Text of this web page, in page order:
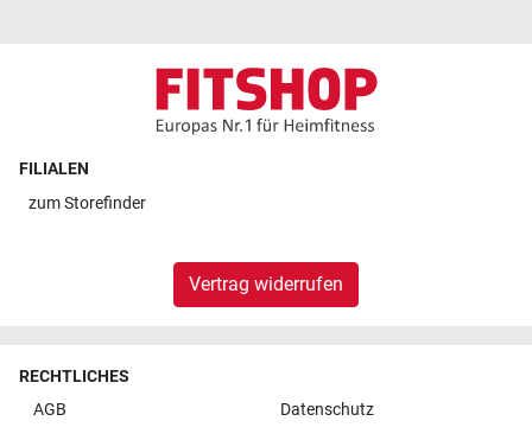
FILIALEN
zumStorefinder
Vertrag widerrufen
RECHTLICHES
AGB
Datenschutz